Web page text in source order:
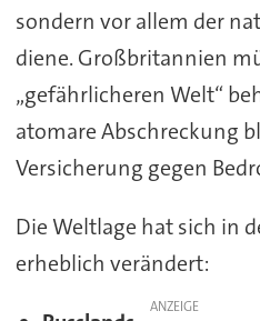
sondern vor allem der
diene. Großbritannien
„gefährlicheren Welt“
atomare Abschreckung
Versicherung gegen
Die Weltlage hat sich in
erheblich verändert:
ANZEIGE